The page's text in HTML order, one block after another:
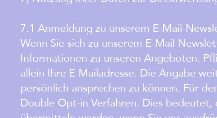
7.1 Anmeldung zu unserem E-Mail-
Wenn Sie sich zu unserem E-Mail
Informationen zu unseren Angeboten.
allein Ihre E-Mailadresse. Die Angabe
persönlich ansprechen zu können. Für
Double Opt-in Verfahren. Dies